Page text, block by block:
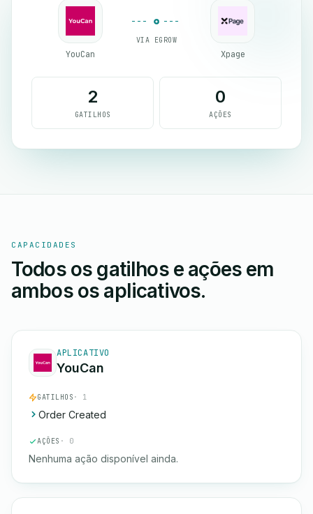
YouCan
VIA EGROW
Xpage
2
GATILHOS
0
AÇÕES
CAPACIDADES
Todos os gatilhos e ações em
ambos os aplicativos.
APLICATIVO
YouCan
GATILHOS · 1
Order Created
AÇÕES · 0
Nenhuma ação disponível ainda.